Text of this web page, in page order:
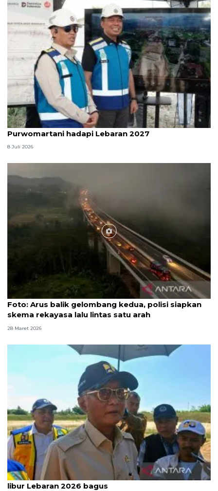
Kemenhub perkuat jalan Tol Prambanan-
Purwomartani hadapi Lebaran 2027
8 Juli 2026
Foto
Foto: Arus balik gelombang kedua, polisi siapkan
skema rekayasa lalu lintas satu arah
28 Maret 2026
Menteri PU sebut kondisi jalan tol pada momen
libur Lebaran 2026 bagus